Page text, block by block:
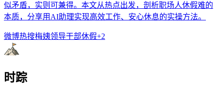
似矛盾，实则可兼得。本文从热点出发，剖析职场人休假难的
本质，分享用AI助理实现高效工作、安心休息的实操方法。
微博热搜梅姨领导干部休假+2
时踪